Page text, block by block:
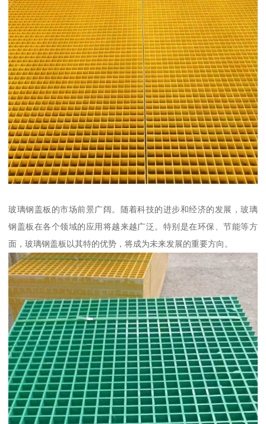
玻璃钢盖板的市场前景广阔。随着科技的进步和经济的发展，玻璃
钢盖板在各个领域的应用将越来越广泛。特别是在环保、节能等方
面，玻璃钢盖板以其特的优势，将成为未来发展的重要方向。